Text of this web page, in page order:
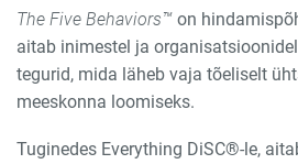
The Five Behaviors™ on
aitab inimestel ja organisatsioonidel
tegurid, mida läheb vaja tõeliselt
meeskonna loomiseks.
Tuginedes Everything DiSC®-le,